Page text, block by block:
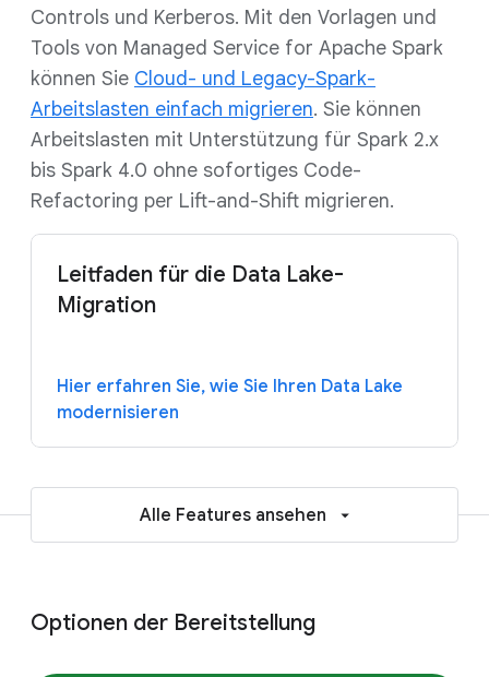
Controls und Kerberos. Mit den Vorlagen und
Tools von Managed Service for Apache Spark
können Sie Cloud- und Legacy-Spark-
Arbeitslasten einfach migrieren. Sie können
Arbeitslasten mit Unterstützung für Spark 2.x
bis Spark 4.0 ohne sofortiges Code-
Refactoring per Lift-and-Shift migrieren.
Leitfaden für die Data Lake-
Migration
Hier erfahren Sie, wie Sie Ihren Data Lake
modernisieren
Alle Features ansehen
Optionen der Bereitstellung